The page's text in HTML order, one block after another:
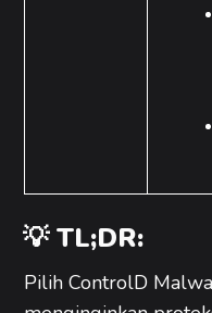
💡 TL;DR:
Pilih ControlD